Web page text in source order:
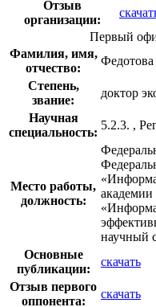
Отзыв
организации:
Первый
Фамилия, имя,
отчество:
Федотова
Степень,
звание:
доктор
Научная
специальность:
5.2.3. ,
Место работы,
должность:
академии
научный
Основные
публикации:
скачать
Отзыв первого
оппонента:
скачать